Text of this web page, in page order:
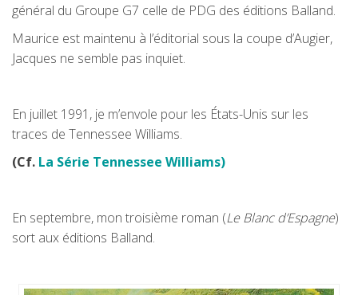
général du Groupe G7 celle de PDG des éditions Balland.
Maurice est maintenu à l’éditorial sous la coupe d’Augier,
Jacques ne semble pas inquiet.
En juillet 1991, je m’envole pour les États-Unis sur les
traces de Tennessee Williams.
(Cf. La Série Tennessee Williams)
En septembre, mon troisième roman (Le Blanc d’Espagne)
sort aux éditions Balland.